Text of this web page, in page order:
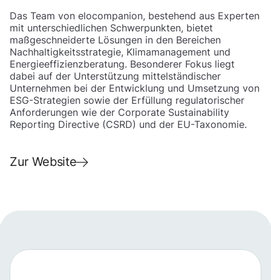
Das Team von elocompanion, bestehend aus Experten
mit unterschiedlichen Schwerpunkten, bietet
maßgeschneiderte Lösungen in den Bereichen
Nachhaltigkeitsstrategie, Klimamanagement und
Energieeffizienzberatung. Besonderer Fokus liegt
dabei auf der Unterstützung mittelständischer
Unternehmen bei der Entwicklung und Umsetzung von
ESG-Strategien sowie der Erfüllung regulatorischer
Anforderungen wie der Corporate Sustainability
Reporting Directive (CSRD) und der EU-Taxonomie.
Zur Website